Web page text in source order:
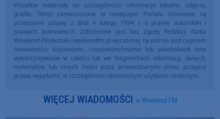
Wszelkie materiały (w szczególności informacje lokalne, zdjęcia,
grafiki, filmy) zamieszczone w niniejszym Portalu chronione są
przepisami ustawy z dnia 4 lutego 1994 r. o prawie autorskim i
prawach pokrewnych. Zabronione jest bez zgody Redakcji Radia
Weekend FM/portalu weekendfm.pl wyrażonej na piśmie pod rygorem
nieważności: kopiowanie, rozpowszechnianie lub jakiekolwiek inne
wykorzystywanie w całości lub we fragmentach informacji, danych,
materiałów lub innych treści poza przewidzianymi przez przepisy
prawa wyjątkami, w szczególności dozwolonym użytkiem osobistym.
WIĘCEJ WIADOMOŚCI w Weekend FM